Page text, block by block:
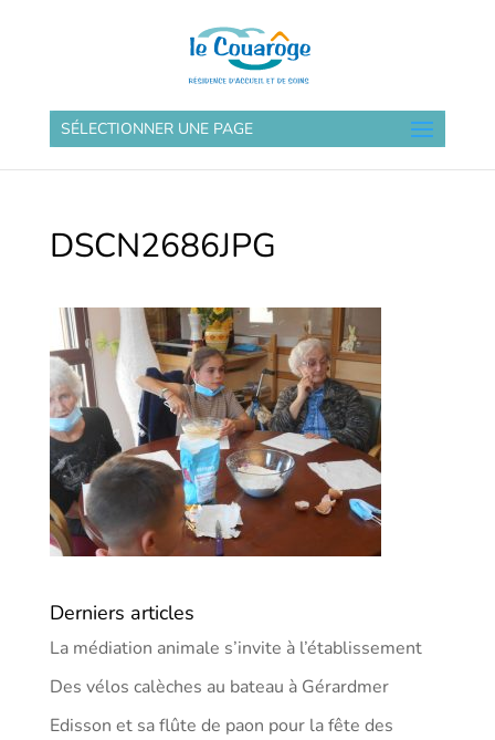
SÉLECTIONNER UNE PAGE
DSCN2686JPG
Derniers articles
La médiation animale s’invite à l’établissement
Des vélos calèches au bateau à Gérardmer
Edisson et sa flûte de paon pour la fête des